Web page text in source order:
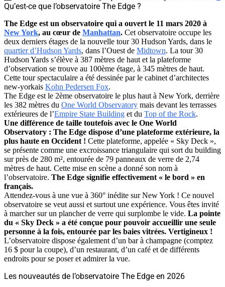
Qu’est-ce que l’observatoire The Edge ?
The Edge est un observatoire qui a ouvert le 11 mars 2020 à
New York, au cœur de Manhattan. Cet observatoire occupe les
deux derniers étages de la nouvelle tour 30 Hudson Yards, dans le
quartier d’Hudson Yards, dans l’Ouest de Midtown. La tour 30
Hudson Yards s’élève à 387 mètres de haut et la plateforme
d’observation se trouve au 100ème étage, à 345 mètres de haut.
Cette tour spectaculaire a été dessinée par le cabinet d’architectes
new-yorkais Kohn Pedersen Fox.
The Edge est le 2ème observatoire le plus haut à New York, derrière
les 382 mètres du One World Observatory mais devant les terrasses
extérieures de l’Empire State Building et du Top of the Rock.
Une différence de taille toutefois avec le One World
Observatory : The Edge dispose d’une plateforme extérieure, la
plus haute en Occident ! Cette plateforme, appelée « Sky Deck »,
se présente comme une excroissance triangulaire qui sort du building
sur près de 280 m², entourée de 79 panneaux de verre de 2,74
mètres de haut. Cette mise en scène a donné son nom à
l’observatoire. The Edge signifie effectivement « le bord » en
français.
Attendez-vous à une vue à 360° inédite sur New York ! Ce nouvel
observatoire se veut aussi et surtout une expérience. Vous êtes invité
à marcher sur un plancher de verre qui surplombe le vide. La pointe
du « Sky Deck » a été conçue pour pouvoir accueillir une seule
personne à la fois, entourée par les baies vitrées. Vertigineux !
L’observatoire dispose également d’un bar à champagne (comptez
16 $ pour la coupe), d’un restaurant, d’un café et de différents
endroits pour se poser et admirer la vue.
Les nouveautés de l’observatoire The Edge en 2026